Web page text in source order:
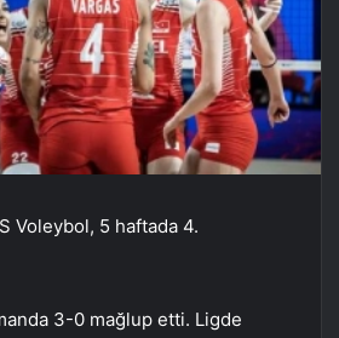
Voleybol, 5 haftada 4.
3-0 mağlup etti. Ligde